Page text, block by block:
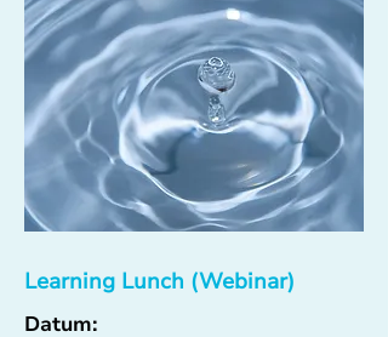
Learning Lunch (Webinar)
Datum: